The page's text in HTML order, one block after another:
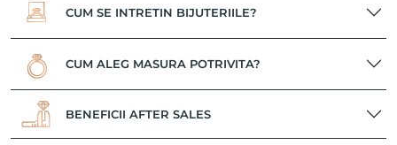
CUM SE INTRETIN BIJUTERIILE?
CUM ALEG MASURA POTRIVITA?
BENEFICII AFTER SALES